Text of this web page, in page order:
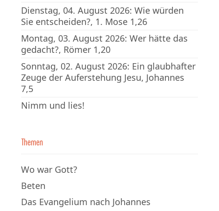
Dienstag, 04. August 2026: Wie würden
Sie entscheiden?, 1. Mose 1,26
Montag, 03. August 2026: Wer hätte das
gedacht?, Römer 1,20
Sonntag, 02. August 2026: Ein glaubhafter
Zeuge der Auferstehung Jesu, Johannes
7,5
Nimm und lies!
Themen
Wo war Gott?
Beten
Das Evangelium nach Johannes